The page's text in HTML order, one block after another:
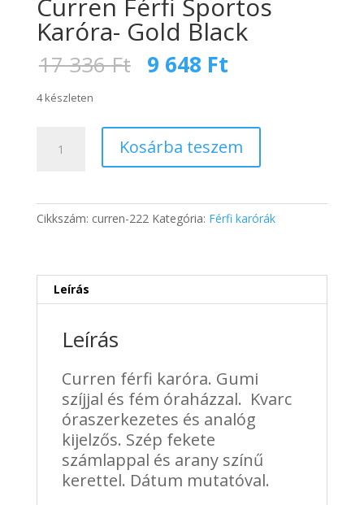
Curren Férfi Sportos
Karóra- Gold Black
17 336Ft Original
price
17
336 Ft.
9 648 Ft
9
648 Ft.
4 készleten
Gold
Kosárba teszem
Cikkszám: curren-222 Kategória: Férfi karórák
Leírás
Leírás
Curren férfi karóra. Gumi
szíjjal és fém óraházzal. Kvarc
óraszerkezetes és analóg
kijelzős. Szép fekete
számlappal és arany színű
kerettel. Dátum mutatóval.